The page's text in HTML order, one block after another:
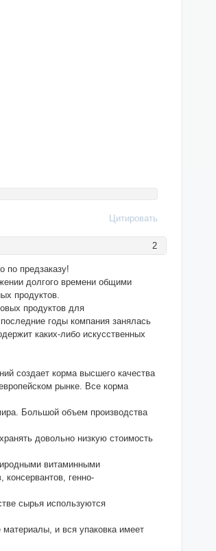
Цитировать
2
по предзаказу!
долгого времени общими
продуктов.
продуктов для
годы компания занялась
каких-либо искусственных
создает корма высшего качества
рынке. Все корма
Большой объем производства
довольно низкую стоимость
витаминными
генно-
сырья используются
и вся упаковка имеет